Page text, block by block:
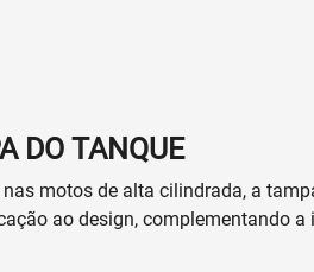
DO TANQUE
motos de alta cilindrada, a
ao design, complementando a